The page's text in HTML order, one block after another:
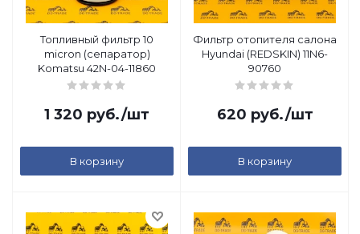
Топливный фильтр 10
micron (сепаратор)
Komatsu 42N-04-11860
1 320 руб./шт
В корзину
Фильтр отопителя салона
Hyundai (REDSKIN) 11N6-
90760
620 руб./шт
В корзину